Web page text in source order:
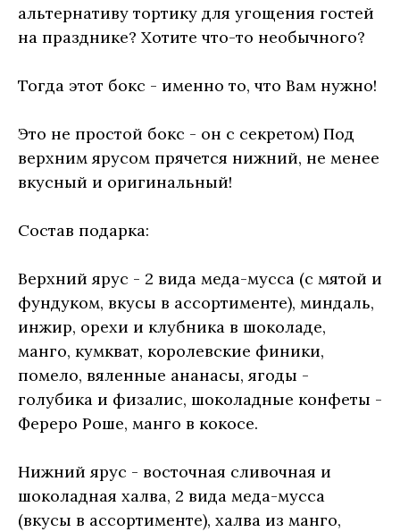
альтернативу тортику для угощения гостей
на празднике? Хотите что-то необычного?
Тогда этот бокс - именно то, что Вам нужно!
Это не простой бокс - он с секретом) Под
верхним ярусом прячется нижний, не менее
вкусный и оригинальный!
Состав подарка:
Верхний ярус - 2 вида меда-мусса (с мятой и
фундуком, вкусы в ассортименте), миндаль,
инжир, орехи и клубника в шоколаде,
манго, кумкват, королевские финики,
помело, вяленные ананасы, ягоды -
голубика и физалис, шоколадные конфеты -
Фереро Роше, манго в кокосе.
Нижний ярус - восточная сливочная и
шоколадная халва, 2 вида меда-мусса
(вкусы в ассортименте), халва из манго,